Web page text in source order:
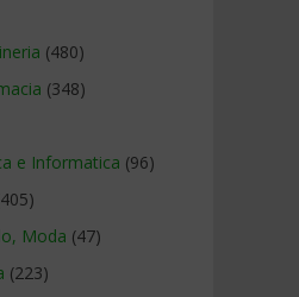
(480)
(348)
e Informatica (96)
Moda (47)
(223)